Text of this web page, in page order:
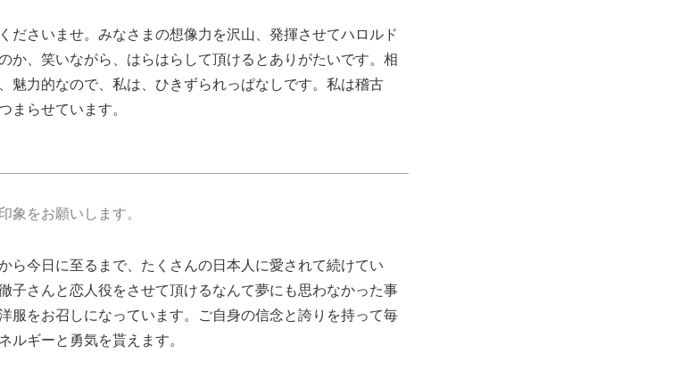
ださいませ。みなさまの想像力を沢山、発揮させてハロルド
か、笑いながら、はらはらして頂けるとありがたいです。相
魅力的なので、私は、ひきずられっぱなしです。私は稽古
まらせています。
象をお願いします。
ら今日に至るまで、たくさんの日本人に愛されて続けてい
子さんと恋人役をさせて頂けるなんて夢にも思わなかった事
服をお召しになっています。ご自身の信念と誇りを持って毎
ルギーと勇気を貰えます。